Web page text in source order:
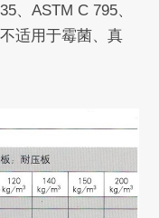
ASTM C 795、
适用于霉菌、真